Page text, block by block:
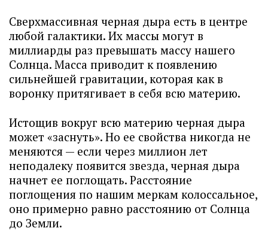
Сверхмассивная черная дыра есть в центре
любой галактики. Их массы могут в
миллиарды раз превышать массу нашего
Солнца. Масса приводит к появлению
сильнейшей гравитации, которая как в
воронку притягивает в себя всю материю.
Истощив вокруг всю материю черная дыра
может «заснуть». Но ее свойства никогда не
меняются — если через миллион лет
неподалеку появится звезда, черная дыра
начнет ее поглощать. Расстояние
поглощения по нашим меркам колоссальное,
оно примерно равно расстоянию от Солнца
до Земли.